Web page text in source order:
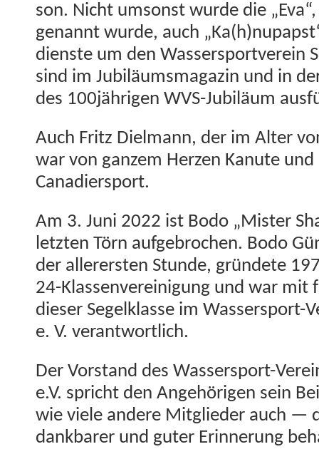
son. Nicht umson­st wurde die
genan­nt wurde, auch
di­en­ste um den Wasser­sportvere­in
sind im Jubiläums­magazin und in
des 100jährigen WVS-Jubiläum
Auch Fritz Diel­mann, der im Alter
war von ganzem Herzen Kanute
Canadiersport.
Am 3. Juni 2022 ist Bodo „Mis­ter
let­zten Törn aufge­brochen. Bodo
der allerersten Stunde, grün­dete
24-Klassen­vere­ini­gung und war mit
dieser Segelk­lasse im Wasser­sport-
e. V. verantwortlich.
Der Vor­stand des Wasser­sport-
e.V. spricht den Ange­höri­gen sein
wie viele andere Mit­glieder auch —
dankbar­er und guter Erin­nerung